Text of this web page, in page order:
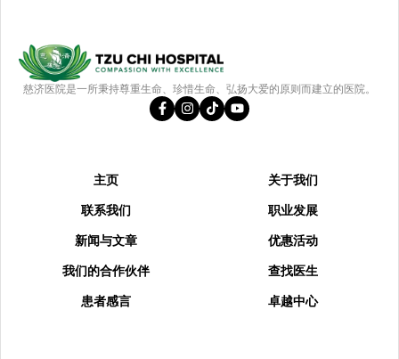
慈济医院是一所秉持尊重生命、珍惜生命、弘扬大爱的原则而建立的医院。
主页
关于我们
联系我们
职业发展
新闻与文章
优惠活动
我们的合作伙伴
查找医生
患者感言
卓越中心